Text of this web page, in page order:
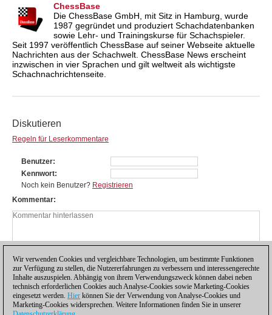
ChessBase
Die ChessBase GmbH, mit Sitz in Hamburg, wurde
1987 gegründet und produziert Schachdatenbanken
sowie Lehr- und Trainingskurse für Schachspieler.
Seit 1997 veröffentlich ChessBase auf seiner Webseite aktuelle
Nachrichten aus der Schachwelt. ChessBase News erscheint
inzwischen in vier Sprachen und gilt weltweit als wichtigste
Schachnachrichtenseite.
Diskutieren
Regeln für Leserkommentare
Benutzer
Kennwort
Noch kein Benutzer? Registrieren
Kommentar
Wir verwenden Cookies und vergleichbare Technologien, um bestimmte Funktionen
zur Verfügung zu stellen, die Nutzererfahrungen zu verbessern und interessengerechte
Inhalte auszuspielen. Abhängig von ihrem Verwendungszweck können dabei neben
technisch erforderlichen Cookies auch Analyse-Cookies sowie Marketing-Cookies
eingesetzt werden. Hier können Sie der Verwendung von Analyse-Cookies und
Marketing-Cookies widersprechen. Weitere Informationen finden Sie in unserer